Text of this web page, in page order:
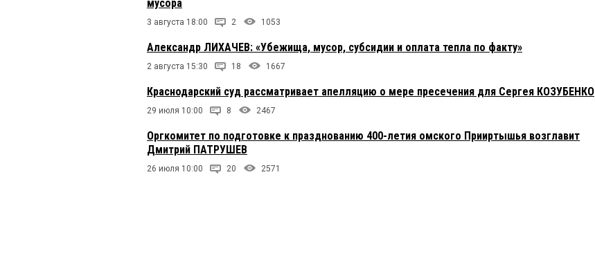
мусора
3 августа 18:00 2 1053
Александр ЛИХАЧЕВ: «Убежища, мусор, субсидии и оплата тепла по факту»
2 августа 15:30 18 1667
Краснодарский суд рассматривает апелляцию о мере пресечения для Сергея КОЗУБЕНКО
29 июля 10:00 8 2467
Оргкомитет по подготовке к празднованию 400-летия омского Прииртышья возглавит
Дмитрий ПАТРУШЕВ
26 июля 10:00 20 2571